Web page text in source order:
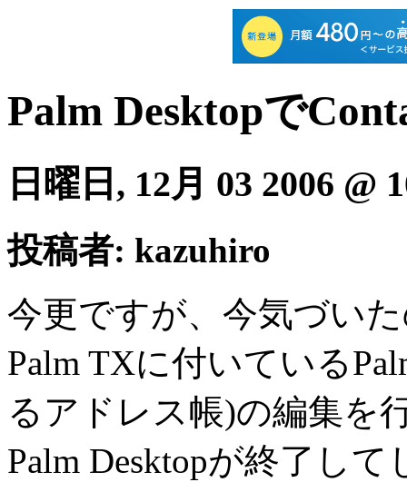
Palm Desktopで
日曜日, 12月 03 2006 @
投稿者: kazuhiro
今更ですが、今気づい
Palm TXに付いている
るアドレス帳)の編集を
Palm Desktopが終了し